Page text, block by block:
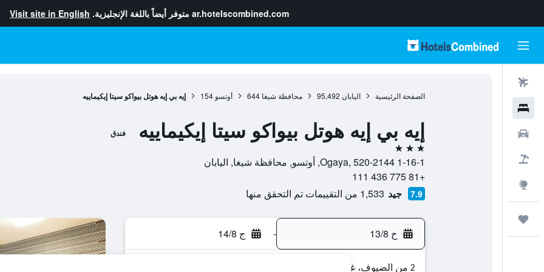
ar.hotelscombined.com متوفر أيضاً باللغة الإنجليزية. Visit site in English
الصفحة الرئيسية اليابان 95,492 محافظة شيغا 644 أوتسو 154 إيه بي إيه هوتل بيواكو سيتا إيكيماييه
إيه بي إيه هوتل بيواكو سيتا إيكيماييه فندق
3 نجوم
1-16-1 Ogaya, 520-2144, أوتسو, محافظة شيغا, اليابان
+81 775 436 111
7.9 جيد 1,533 من التقييمات تم التحقق منها
خ 13/8 - ج 14/8
2 من الضيوف، غرفة واحدة